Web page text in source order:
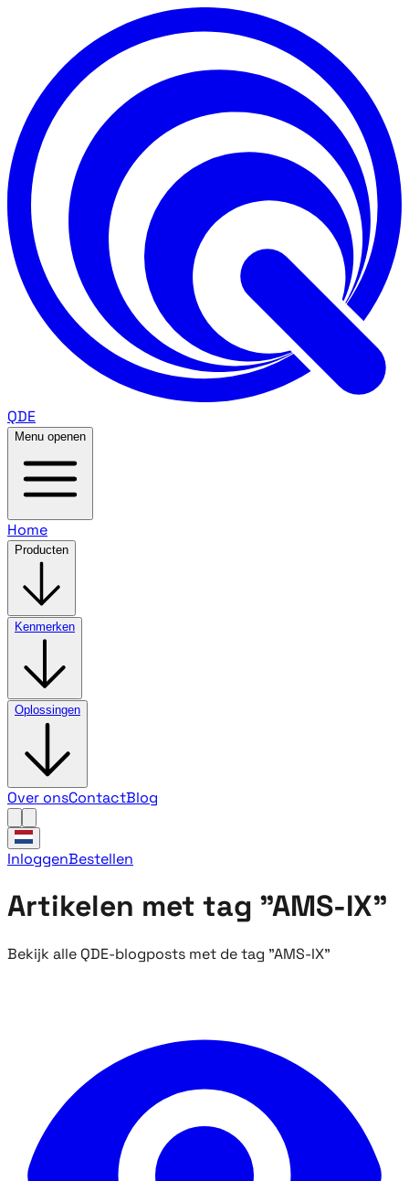
QDE
Menu openen
Home
Producten
Kenmerken
Oplossingen
Over onsContactBlog
InloggenBestellen
Artikelen met tag "AMS-IX"
Bekijk alle QDE-blogposts met de tag "AMS-IX"